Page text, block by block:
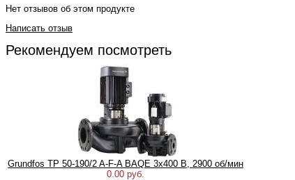
Нет отзывов об этом продукте
Написать отзыв
Рекомендуем посмотреть
Grundfos TP 50-190/2 A-F-A BAQE 3x400 В, 2900 об/мин
0.00 руб.